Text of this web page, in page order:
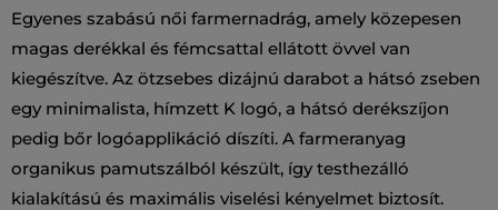
Egyenes szabású női farmernadrág, amely közepesen
magas derékkal és fémcsattal ellátott övvel van
kiegészítve. Az ötzsebes dizájnú darabot a hátsó zseben
egy minimalista, hímzett K logó, a hátsó derékszíjon
pedig bőr logóapplikáció díszíti. A farmeranyag
organikus pamutszálból készült, így testhezálló
kialakítású és maximális viselési kényelmet biztosít.